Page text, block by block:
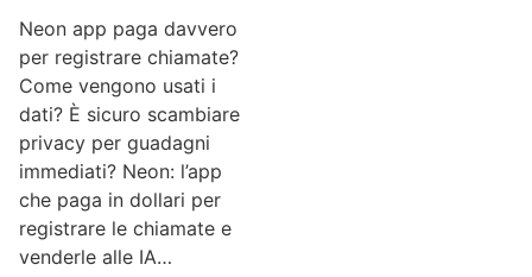
Neon app paga davvero
per registrare chiamate?
Come vengono usati i
dati? È sicuro scambiare
privacy per guadagni
immediati? Neon: l’app
che paga in dollari per
registrare le chiamate e
venderle alle IA…